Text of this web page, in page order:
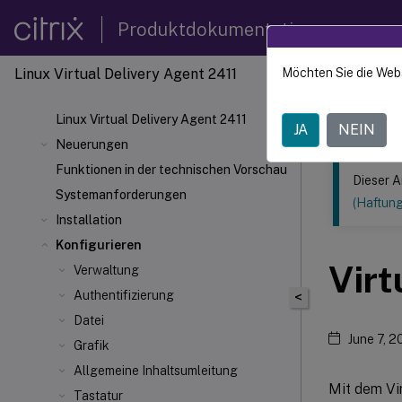
Produktdokumentation
Linux Virtual Delivery Agent 2411
Linux Virtual Delivery Agent 2411
Neuerungen
Funktionen in der technischen Vorschau
Systemanforderungen
Installation
Konfigurieren
Verwaltung
Authentifizierung
Datei
Grafik
Allgemeine Inhaltsumleitung
Tastatur
Dieser Inhalt
Linux
<
Dieser
June 7,
Mit dem
Möchten Sie die
JA NEIN